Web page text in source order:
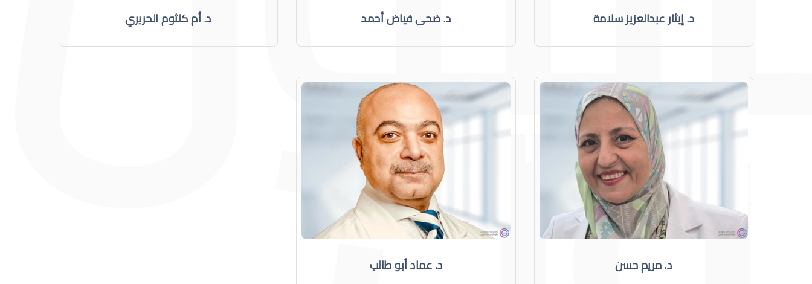
د. إيثار عبدالعزيز سلامة د. ضحى فياض أحمد د. أم كلثوم الحريري
د. مريم حسن د. عماد أبو طالب